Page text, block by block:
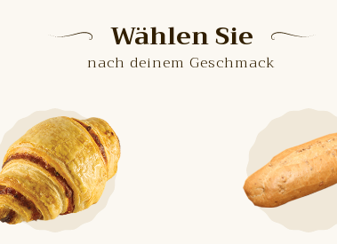
Wählen Sie
nach deinem Geschmack